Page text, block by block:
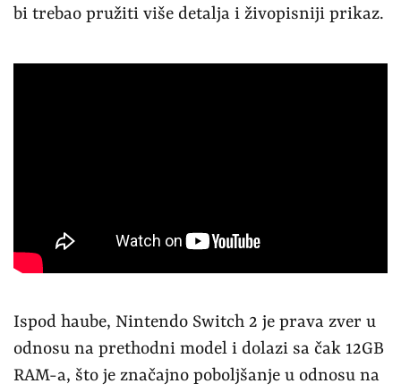
bi trebao pružiti više detalja i živopisniji prikaz.
Ispod haube, Nintendo Switch 2 je prava zver u
odnosu na prethodni model i dolazi sa čak 12GB
RAM-a, što je značajno poboljšanje u odnosu na